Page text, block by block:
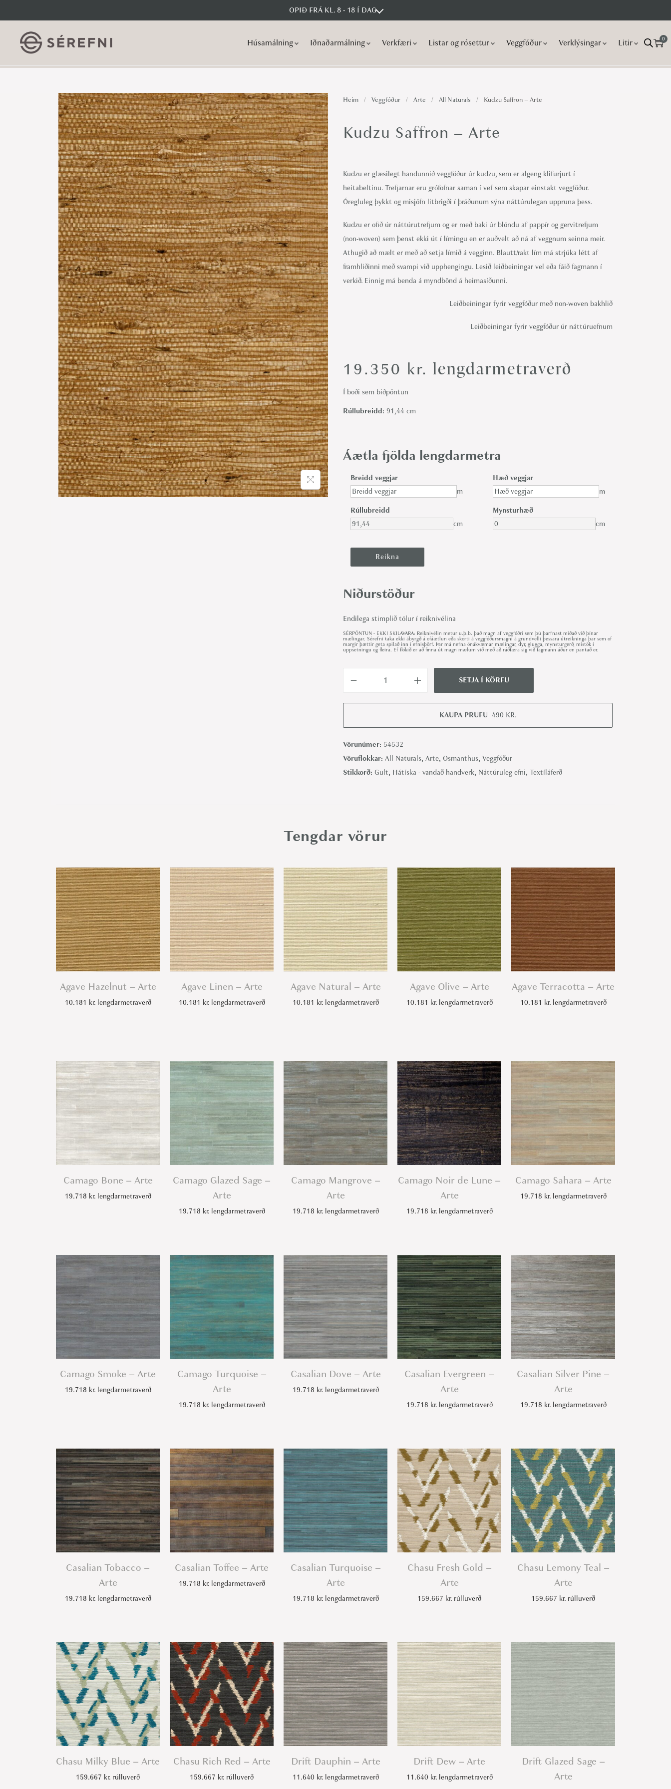
OPIÐ FRÁ KL. 8 - 18 Í DAG
Húsamálning Iðnaðarmálning Verkfæri Listar og rósettur Veggfóður Verklýsingar Litir 0
Kudzu Saffron – Arte
Heim / Veggfóður / Arte / All Naturals / Kudzu Saffron – Arte
19.350 kr. lengdarmetraverð
Kudzu er glæsilegt handunnið veggfóður úr kudzu, sem er algeng klifurjurt í
heitabeltinu. Trefjarnar eru grófofnar saman í vef sem skapar einstakt veggfóður.
Óregluleg þykkt og misjöfn litbrigði í þráðunum sýna náttúrulegan uppruna þess.
Kudzu er ofið úr náttúrutrefjum og er með baki úr blöndu af pappír og gervitrefjum
(non-woven) sem þenst ekki út í límingu en er auðvelt að ná af veggnum seinna meir.
Athugið að mælt er með að setja límið á vegginn. Blautt/rakt lím má strjúka létt af
framhliðinni með svampi við upphengingu. Lesið leiðbeiningar vel eða fáið fagmann í
verkið. Einnig má benda á myndbönd á heimasíðunni.
Leiðbeiningar fyrir veggfóður með non-woven bakhlið
Leiðbeiningar fyrir veggfóður úr náttúruefnum
Í boði sem biðpöntun
Rúllubreidd: 91,44 cm
Áætla fjölda lengdarmetra
Breidd veggjar
m
Hæð veggjar
m
Rúllubreidd
cm
Mynsturhæð
cm
Niðurstöður
Endilega stimplið tölur í reiknivélina
SÉRPÖNTUN - EKKI SKILAVARA: Reiknivélin metur u.þ.b. það magn af veggfóðri sem þú þarfnast miðað við þínar
mælingar. Sérefni taka ekki ábyrgð á ofáætlun eða skorti á veggfóðursmagni á grundvelli þessara útreikninga þar sem of
margir þættir geta spilað inn í efnisþörf. Þar má nefna ónákvæmar mælingar, dyr, glugga, mynsturgerð, mistök í
uppsetningu og fleira. Ef flókið er að finna út magn mælum við með að ráðfæra sig við fagmann áður en pantað er.
z
u
S
a
A
r
t
e
q
u
a
n
SETJA Í KÖRFU
KAUPA PRUFU 490 KR.
Vörunúmer: 54532
Vöruflokkar: All Naturals, Arte, Osmanthus, Veggfóður
Stikkorð: Gult, Hátíska - vandað handverk, Náttúruleg efni, Textíláferð
Tengdar vörur
Agave Hazelnut – Arte
10.181 kr.lengdarmetraverð
Agave Linen – Arte
10.181 kr.lengdarmetraverð
Agave Natural – Arte
10.181 kr.lengdarmetraverð
Agave Olive – Arte
10.181 kr.lengdarmetraverð
Agave Terracotta – Arte
10.181 kr.lengdarmetraverð
Camago Bone – Arte
19.718 kr.lengdarmetraverð
Camago Glazed Sage –
Arte
19.718 kr.lengdarmetraverð
Camago Mangrove –
Arte
19.718 kr.lengdarmetraverð
Camago Noir de Lune –
Arte
19.718 kr.lengdarmetraverð
Camago Sahara – Arte
19.718 kr.lengdarmetraverð
Camago Smoke – Arte
19.718 kr.lengdarmetraverð
Camago Turquoise –
Arte
19.718 kr.lengdarmetraverð
Casalian Dove – Arte
19.718 kr.lengdarmetraverð
Casalian Evergreen –
Arte
19.718 kr.lengdarmetraverð
Casalian Silver Pine –
Arte
19.718 kr.lengdarmetraverð
Casalian Tobacco –
Arte
19.718 kr.lengdarmetraverð
Casalian Toffee – Arte
19.718 kr.lengdarmetraverð
Casalian Turquoise –
Arte
19.718 kr.lengdarmetraverð
Chasu Fresh Gold –
Arte
159.667 kr. rúlluverð
Chasu Lemony Teal –
Arte
159.667 kr. rúlluverð
Chasu Milky Blue – Arte
159.667 kr. rúlluverð
Chasu Rich Red – Arte
159.667 kr. rúlluverð
Drift Dauphin – Arte
11.640 kr.lengdarmetraverð
Drift Dew – Arte
11.640 kr.lengdarmetraverð
Drift Glazed Sage –
Arte